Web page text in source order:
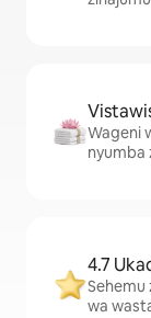
Wageni
nyumba
4.7
Sehemu
wa